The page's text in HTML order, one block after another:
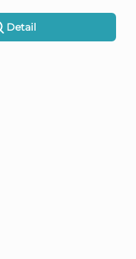
Detail